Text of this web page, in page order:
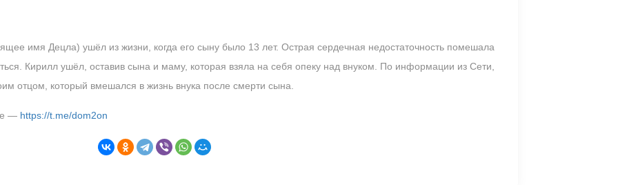
имя Децла) ушёл из жизни, когда его сыну было 13 лет. Острая сердечная недостаточность помешала
Кирилл ушёл, оставив сына и маму, которая взяла на себя опеку над внуком. По информации из Сети,
отцом, который вмешался в жизнь внука после смерти сына.
— https://t.me/dom2on